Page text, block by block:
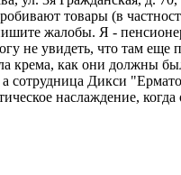
товары (в
жалобы. Я -
не увидеть, что там
как они должны
Дикси
наслаждение,